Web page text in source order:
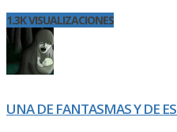
1.3K VISUALIZACIONES
UNA DE FANTASMAS Y DE